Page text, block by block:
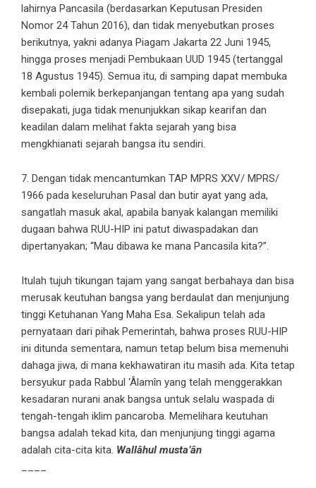
lahirnya Pancasila (berdasarkan Keputusan Presiden
Nomor 24 Tahun 2016), dan tidak menyebutkan proses
berikutnya, yakni adanya Piagam Jakarta 22 Juni 1945,
hingga proses menjadi Pembukaan UUD 1945 (tertanggal
18 Agustus 1945). Semua itu, di samping dapat membuka
kembali polemik berkepanjangan tentang apa yang sudah
disepakati, juga tidak menunjukkan sikap kearifan dan
keadilan dalam melihat fakta sejarah yang bisa
mengkhianati sejarah bangsa itu sendiri.
7. Dengan tidak mencantumkan TAP MPRS XXV/ MPRS/
1966 pada keseluruhan Pasal dan butir ayat yang ada,
sangatlah masuk akal, apabila banyak kalangan memiliki
dugaan bahwa RUU-HIP ini patut diwaspadakan dan
dipertanyakan; “Mau dibawa ke mana Pancasila kita?”.
Itulah tujuh tikungan tajam yang sangat berbahaya dan bisa
merusak keutuhan bangsa yang berdaulat dan menjunjung
tinggi Ketuhanan Yang Maha Esa. Sekalipun telah ada
pernyataan dari pihak Pemerintah, bahwa proses RUU-HIP
ini ditunda sementara, namun tetap belum bisa memenuhi
dahaga jiwa, di mana kekhawatiran itu masih ada. Kita tetap
bersyukur pada Rabbul ‘Âlamîn yang telah menggerakkan
kesadaran nurani anak bangsa untuk selalu waspada di
tengah-tengah iklim pancaroba. Memelihara keutuhan
bangsa adalah tekad kita, dan menjunjung tinggi agama
adalah cita-cita kita. Wallâhul musta’ân